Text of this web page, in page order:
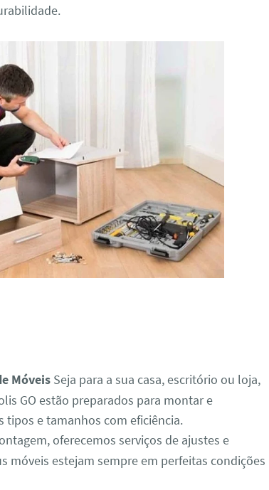
MóveisSeja para a sua casa, escritório ou loja,
GO estão preparados para montar e
tipos e tamanhos com eficiência.
oferecemos serviços de ajustes e
móveis estejam sempre em perfeitas condições